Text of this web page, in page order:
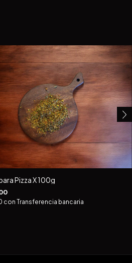
Pizza X 100g
con Transferencia bancaria